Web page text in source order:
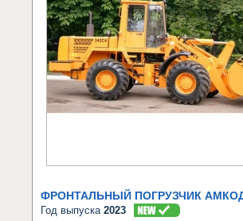
ФРОНТАЛЬНЫЙ ПОГРУЗЧИК
Год выпуска 2023